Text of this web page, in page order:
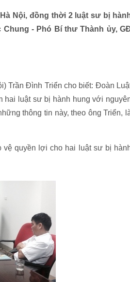
Nội, đồng thời 2 luật sư bị
- Phó Bí thư Thành ủy,
Trần Đình Triển cho biết: Đoàn
hai luật sư bị hành hung với
thông tin này, theo ông Triển,
vệ quyền lợi cho hai luật sư bị